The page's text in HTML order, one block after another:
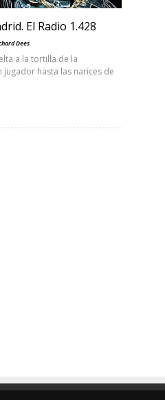
El Radio 1.428
Dees
a la tortilla de la
jugador hasta las narices de